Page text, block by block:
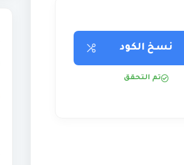
نسخ الكود
تم التحقق